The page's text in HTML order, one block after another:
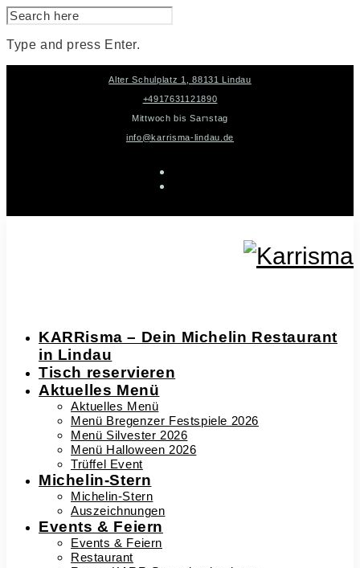
SEARCH
FOR:
Type and press Enter.
Alter Schulplatz 1, 88131 Lindau
+4917631121890
Mittwoch bis Samstag
info@karrisma-lindau.de
KARRisma – Dein Michelin Restaurant
in Lindau
Tisch reservieren
Aktuelles Menü
Aktuelles Menü
Menü Bregenzer Festspiele 2026
Menü Silvester 2026
Menü Halloween 2026
Trüffel Event
Michelin-Stern
Michelin-Stern
Auszeichnungen
Events & Feiern
Events & Feiern
Restaurant